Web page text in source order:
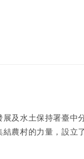
展及水土保持署臺
農村的力量，設立